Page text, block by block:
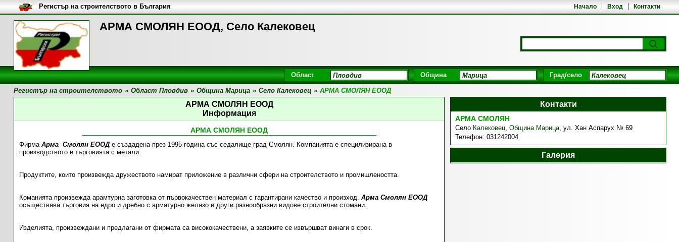
АРМА СМОЛЯН ЕООД, Село Калековец
Начало Вход Контакти
Регистър на строителството в България
Област Община Град/село
Регистър на строителството » Област Пловдив » Община Марица » Село Калековец » АРМА СМОЛЯН ЕООД
АРМА СМОЛЯН ЕООД
Информация
АРМА СМОЛЯН ЕООД
Фирма Арма Смолян ЕООДе създадена през 1995 година със седалище град Смолян. Компанията е специлизирана в
производството и търговията с метали.
Продуктите, които произвежда дружеството намират приложение в различни сфери на строителството и промишлеността.
Команията произвежда арамтурна заготовка от първокачествен материал с гарантирани качество и произход. Арма Смолян ЕООД
осъществява търговия на едро и дребно с арматурно желязо и други разнообразни видове строителни стомани.
Изделията, произвеждани и предлагани от фирмата са висококачествени, а заявките се извършват винаги в срок.
Контакти
АРМА СМОЛЯН
Село Калековец, Община Марица, ул. Хан Аспарух № 69
Телефон: 031242004
Галерия